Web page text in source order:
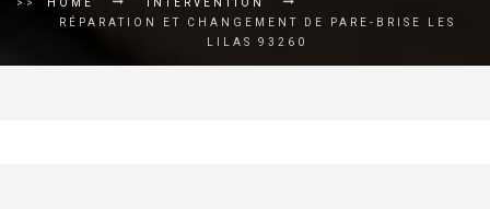
>> HOME
INTERVENTION
RÉPARATION ET CHANGEMENT DE PARE-BRISE LES
LILAS 93260